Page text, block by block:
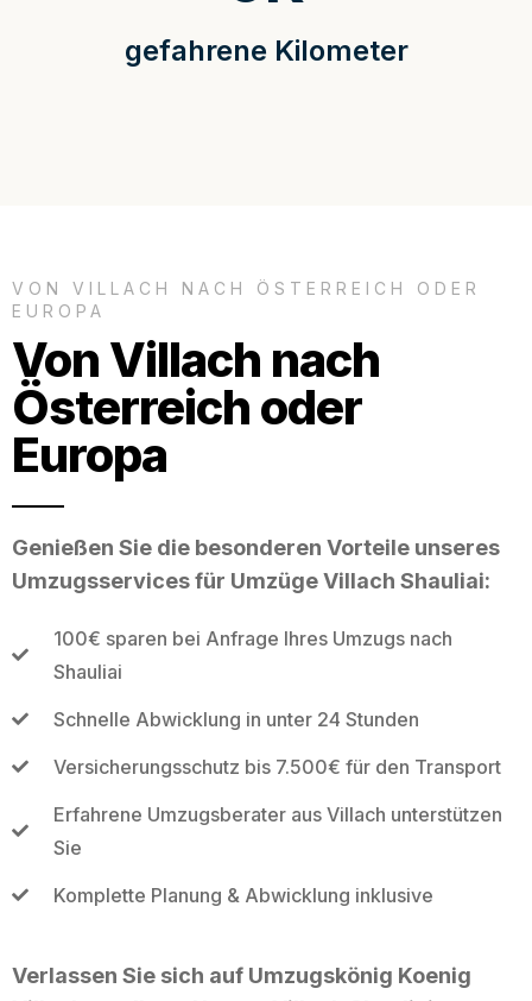
gefahrene Kilometer
VON VILLACH NACH ÖSTERREICH ODER
EUROPA
Von Villach nach
Österreich oder
Europa
Genießen Sie die besonderen Vorteile unseres
Umzugsservices für Umzüge Villach Shauliai:
100€ sparen bei Anfrage Ihres Umzugs nach
Shauliai
Schnelle Abwicklung in unter 24 Stunden
Versicherungsschutz bis 7.500€ für den Transport
Erfahrene Umzugsberater aus Villach unterstützen
Sie
Komplette Planung & Abwicklung inklusive
Verlassen Sie sich auf Umzugskönig Koenig